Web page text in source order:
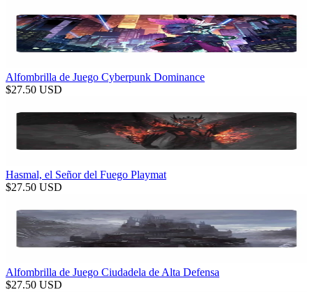
Alfombrilla de Juego Cyberpunk Dominance
$27.50 USD
Hasmal, el Señor del Fuego Playmat
$27.50 USD
Alfombrilla de Juego Ciudadela de Alta Defensa
$27.50 USD